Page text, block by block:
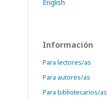
English
Información
Para lectores/as
Para autores/as
Para bibliotecarios/as